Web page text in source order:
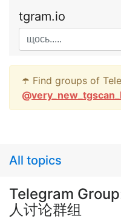
tgram.io
☂️ Find groups of
@
All topics
Telegram
人讨论群组